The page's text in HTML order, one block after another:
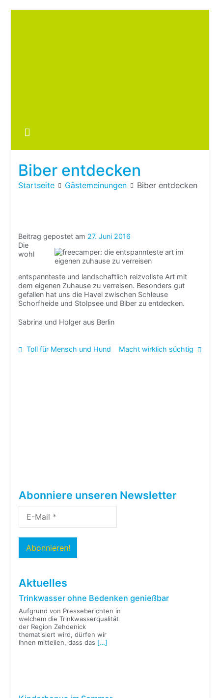
Biber entdecken
Startseite Gästemeinungen Biber entdecken
Beitrag gepostet am 27. Juni 2016
Die
wohl
entspannteste und landschaftlich reizvollste Art mit
dem eigenen Zuhause zu verreisen. Besonders gut
gefallen hat uns die Havel zwischen Schleuse
Schorfheide und Stolpsee und Biber zu entdecken.
Sabrina und Holger aus Berlin
Beitragsnavigation
Toll für Mensch und Hund Macht wirklich süchtig
Abonniere unseren Newsletter
Aktuelles
Trinkwasser ohne Bedenken genießbar
Aufgrund von Presseberichten in
welchem die Trinkwasserqualität
der Region Zehdenick
thematisiert wird, dürfen wir
Ihnen mitteilen, dass das […]